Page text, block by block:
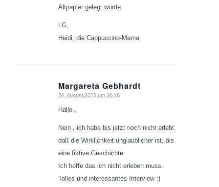
Altpapier gelegt wurde.
LG,
Heidi, die Cappuccino-Mama
Margareta Gebhardt
sagte:
26. August 2015 um 16:16
Hallo ,
Nein , ich habe bis jetzt noch nicht erlebt
daß die Wirklichkeit unglaublicher ist, als
eine fiktive Geschichte.
Ich hoffe das ich nicht erleben muss.
Tolles und interessantes Interview :)